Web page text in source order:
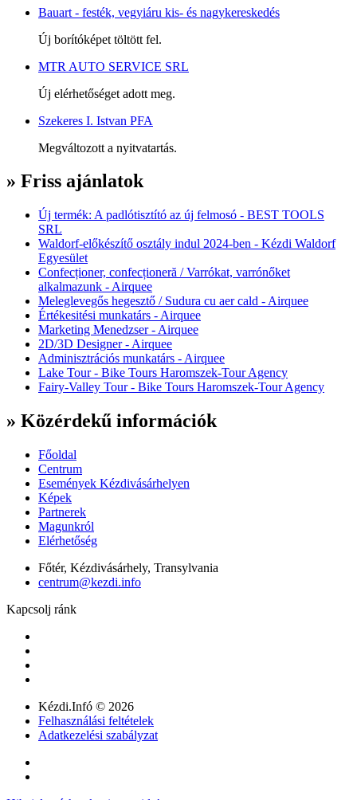
Bauart - festék, vegyiáru kis- és nagykereskedés
Új borítóképet töltött fel.
MTR AUTO SERVICE SRL
Új elérhetőséget adott meg.
Szekeres I. Istvan PFA
Megváltozott a nyitvatartás.
» Friss ajánlatok
Új termék: A padlótisztító az új felmosó - BEST TOOLS
SRL
Waldorf-előkészítő osztály indul 2024-ben - Kézdi Waldorf
Egyesület
Confecționer, confecționeră / Varrókat, varrónőket
alkalmazunk - Airquee
Meleglevegős hegesztő / Sudura cu aer cald - Airquee
Értékesitési munkatárs - Airquee
Marketing Menedzser - Airquee
2D/3D Designer - Airquee
Adminisztrációs munkatárs - Airquee
Lake Tour - Bike Tours Haromszek-Tour Agency
Fairy-Valley Tour - Bike Tours Haromszek-Tour Agency
» Közérdekű információk
Főoldal
Centrum
Események Kézdivásárhelyen
Képek
Partnerek
Magunkról
Elérhetőség
Főtér, Kézdivásárhely, Transylvania
centrum@kezdi.info
Kapcsolj ránk
Kézdi.Infó © 2026
Felhasználási feltételek
Adatkezelési szabályzat